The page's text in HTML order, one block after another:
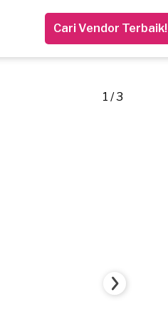
Cari Vendor Terbaik!
1 / 3